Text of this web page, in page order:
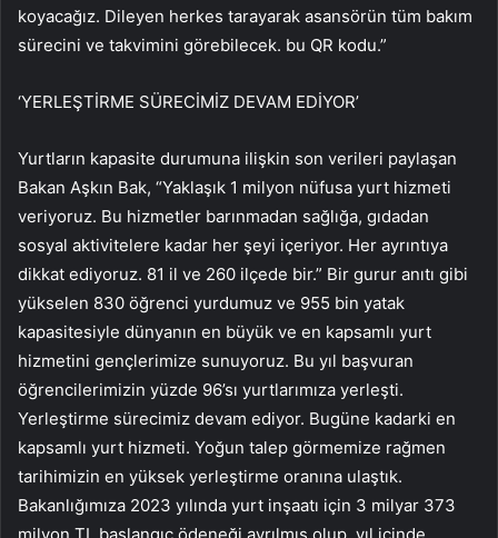
koyacağız. Dileyen herkes tarayarak asansörün tüm bakım
sürecini ve takvimini görebilecek. bu QR kodu.”
‘YERLEŞTİRME SÜRECİMİZ DEVAM EDİYOR’
Yurtların kapasite durumuna ilişkin son verileri paylaşan
Bakan Aşkın Bak, “Yaklaşık 1 milyon nüfusa yurt hizmeti
veriyoruz. Bu hizmetler barınmadan sağlığa, gıdadan
sosyal aktivitelere kadar her şeyi içeriyor. Her ayrıntıya
dikkat ediyoruz. 81 il ve 260 ilçede bir.” Bir gurur anıtı gibi
yükselen 830 öğrenci yurdumuz ve 955 bin yatak
kapasitesiyle dünyanın en büyük ve en kapsamlı yurt
hizmetini gençlerimize sunuyoruz. Bu yıl başvuran
öğrencilerimizin yüzde 96’sı yurtlarımıza yerleşti.
Yerleştirme sürecimiz devam ediyor. Bugüne kadarki en
kapsamlı yurt hizmeti. Yoğun talep görmemize rağmen
tarihimizin en yüksek yerleştirme oranına ulaştık.
Bakanlığımıza 2023 yılında yurt inşaatı için 3 milyar 373
milyon TL başlangıç ​​ödeneği ayrılmış olup, yıl içinde